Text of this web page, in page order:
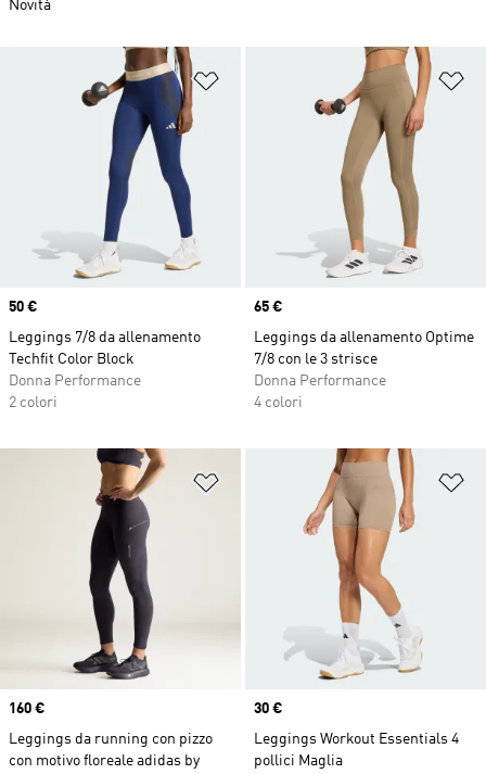
Aggiungi alla lista dei desideri
Price
50 €
Leggings 7/8 da allenamento
Techfit Color Block
Donna Performance
2 colori
Price
65 €
Leggings da allenamento Optime
7/8 con le 3 strisce
Donna Performance
4 colori
Aggiungi alla lista dei desideri
Price
160 €
Leggings da running con pizzo
con motivo floreale adidas by
Price
30 €
Leggings Workout Essentials 4
pollici Maglia
Novità